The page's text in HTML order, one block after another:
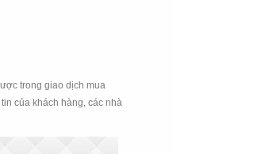
trong giao dịch mua
của khách hàng, các nhà